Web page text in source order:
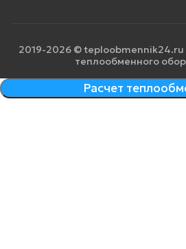
2019-2026 © teploobmennik24.ru
теплообменного
Расчет